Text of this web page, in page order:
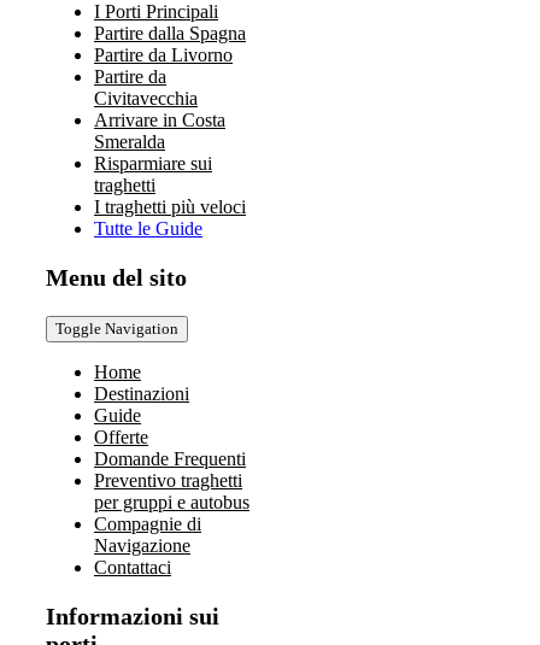
I Porti Principali
Partire dalla Spagna
Partire da Livorno
Partire da
Civitavecchia
Arrivare in Costa
Smeralda
Risparmiare sui
traghetti
I traghetti più veloci
Tutte le Guide
Menu del sito
Toggle Navigation
Home
Destinazioni
Guide
Offerte
Domande Frequenti
Preventivo traghetti
per gruppi e autobus
Compagnie di
Navigazione
Contattaci
Informazioni sui